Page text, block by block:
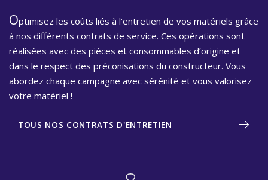
Optimisez les coûts liés à l’entretien de vos matériels grâce
à nos différents contrats de service. Ces opérations sont
réalisées avec des pièces et consommables d’origine et
dans le respect des préconisations du constructeur. Vous
abordez chaque campagne avec sérénité et vous valorisez
votre matériel !
TOUS NOS CONTRATS D'ENTRETIEN